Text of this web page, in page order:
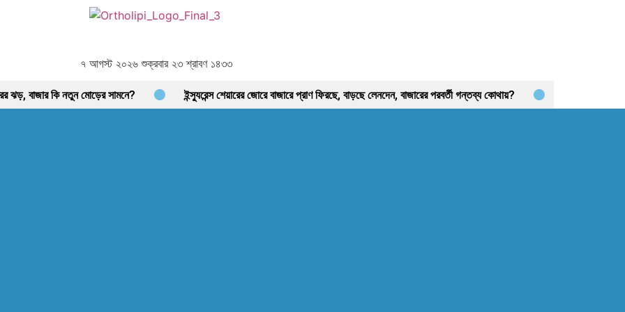
৭ আগস্ট ২০২৬ শুক্রবার ২৩ শ্রাবণ ১৪৩৩
ঝড়, বাজার কি নতুন মোড়ের সামনে? ইন্স্যুরেন্স শেয়ারের জোরে বাজারে প্রাণ ফিরছে, বাড়ছে লেনদেন, বাজারের পরবর্তী গন্তব্য কোথায়?